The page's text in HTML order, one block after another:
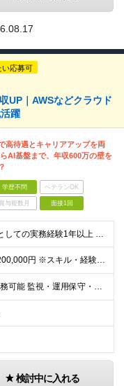
い応募可
UP｜AWSなどクラウド
躍
高待遇とキャリアアップを両
AI基盤まで、年収600万の壁を
学歴不問 ベテランOK
与複数月 面接1回
■インフラエンジニアとしての実務経験1年以上 （サーバ／ネットワーク／クラウドいずれか／業界・規模・担当工程は問いません） ・学歴・転職回数・経歴ブランク不問 「このままでいいのか？」その違和感で
◆月給400,000円〜1,200,000円 ※スキル・経験・希望案件により決定します ※上記金額には固定残業代（月30時間分／76,000円〜）を含みます ※固定残業代は月給に応じて決定します ※超
★全国どこからでも勤務可能 監視・運用保守・構築・設計など、担当工程や技術レベルに応じて、フルリモート／ハイブリッド／出社中心など、あなたに合った働き方を選べます。 ・リモート率は全体で9割超 クラ
検討中に入れる